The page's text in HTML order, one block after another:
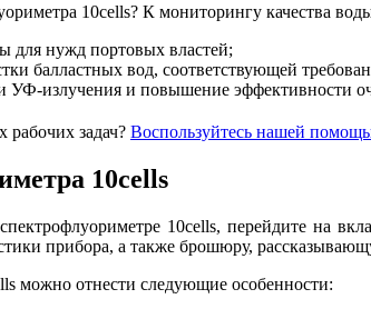
10cells? К мониторингу качества
для нужд портовых властей;
балластных вод, соответствующей
УФ-излучения и повышение эффективности
задач? Воспользуйтесь нашей
10cells
10cells, перейдите на
прибора, а также брошюру,
можно отнести следующие особенности: